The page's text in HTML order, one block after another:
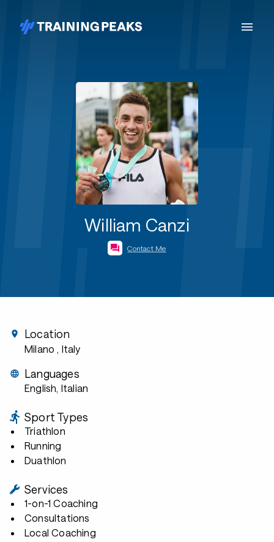
William Canzi
Contact Me
Location
Milano , Italy
Languages
English, Italian
Sport Types
Triathlon
Running
Duathlon
Services
1-on-1 Coaching
Consultations
Local Coaching